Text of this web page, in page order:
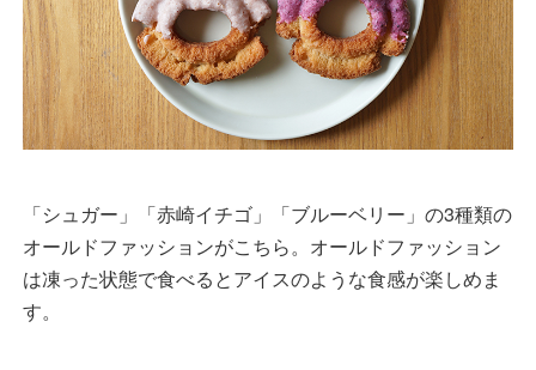
「シュガー」「赤崎イチゴ」「ブルーベリー」の3種類の
オールドファッションがこちら。オールドファッション
は凍った状態で食べるとアイスのような食感が楽しめま
す。